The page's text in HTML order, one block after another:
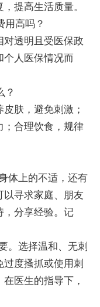
提高生活质量。
用高吗？
对透明且受医保政
个人医保情况而
？
肤，避免刺激；
；合理饮食，规律
体上的不适，还有
以寻求家庭、朋友
，分享经验。记
。选择温和、无刺
度搔抓或使用刺
医生的指导下，